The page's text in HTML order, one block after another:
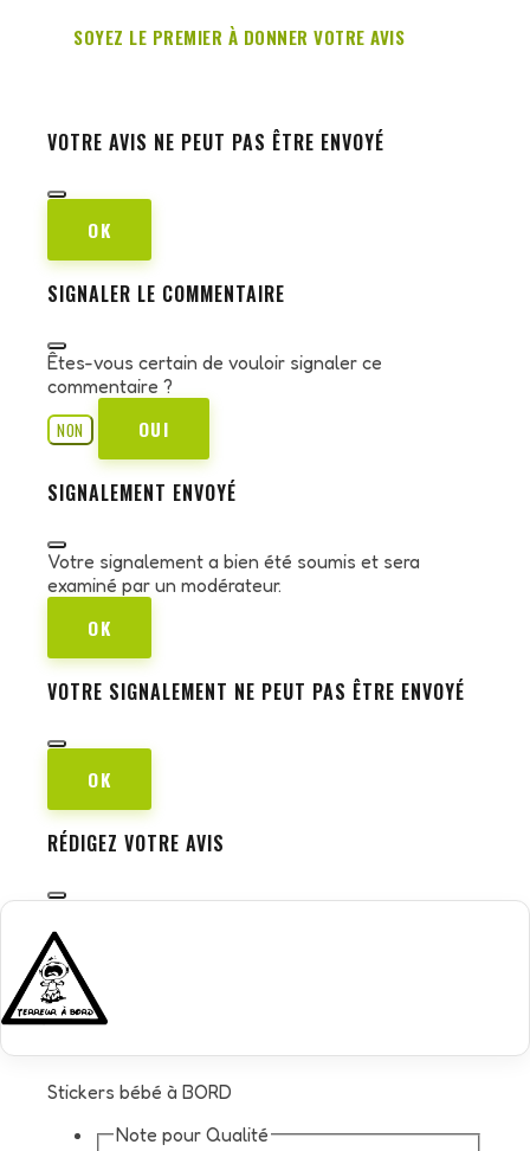
SOYEZ LE PREMIER À DONNER VOTRE AVIS
VOTRE AVIS NE PEUT PAS ÊTRE ENVOYÉ
OK
SIGNALER LE COMMENTAIRE
Êtes-vous certain de vouloir signaler ce
commentaire ?
NON
OUI
SIGNALEMENT ENVOYÉ
Votre signalement a bien été soumis et sera
examiné par un modérateur.
OK
VOTRE SIGNALEMENT NE PEUT PAS ÊTRE ENVOYÉ
OK
RÉDIGEZ VOTRE AVIS
Stickers bébé à BORD
Note pour Qualité